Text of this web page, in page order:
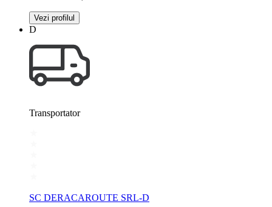
Vezi profilul
D
Transportator
SC DERACAROUTE SRL-D